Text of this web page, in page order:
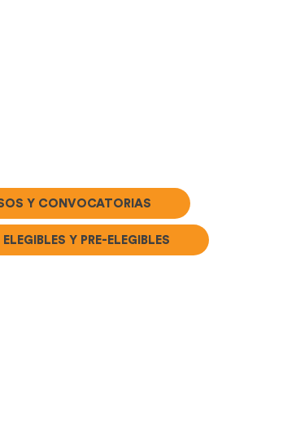
Y CONVOCATORIAS
Y PRE-ELEGIBLES